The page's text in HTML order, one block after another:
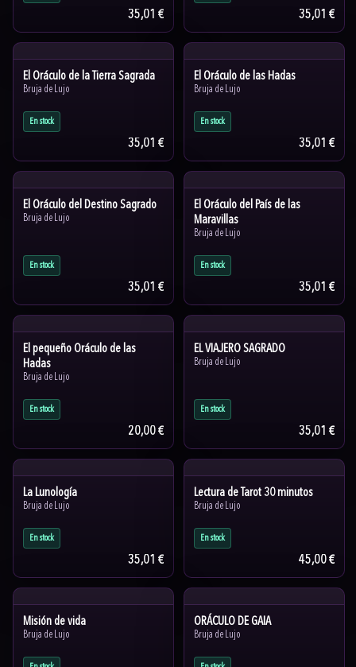
35,01 € 35,01 €
El Oráculo de la Tierra Sagrada
Bruja de Lujo
En stock
35,01 €
El Oráculo de las Hadas
Bruja de Lujo
En stock
35,01 €
El Oráculo del Destino Sagrado
Bruja de Lujo
En stock
35,01 €
El Oráculo del País de las
Maravillas
Bruja de Lujo
En stock
35,01 €
El pequeño Oráculo de las
Hadas
Bruja de Lujo
En stock
20,00 €
EL VIAJERO SAGRADO
Bruja de Lujo
En stock
35,01 €
La Lunología
Bruja de Lujo
En stock
35,01 €
Lectura de Tarot 30 minutos
Bruja de Lujo
En stock
45,00 €
Misión de vida
Bruja de Lujo
ORÁCULO DE GAIA
Bruja de Lujo